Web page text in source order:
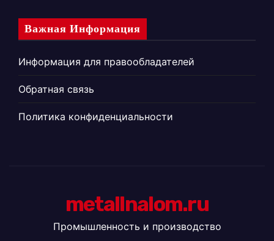
Важная Информация
Информация для правообладателей
Обратная связь
Политика конфиденциальности
metallnalom.ru
Промышленность и производство